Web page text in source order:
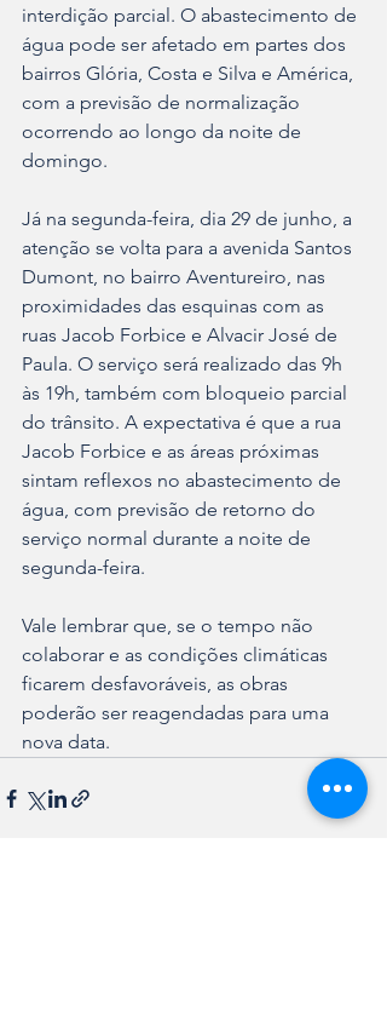
interdição parcial. O abastecimento de
água pode ser afetado em partes dos
bairros Glória, Costa e Silva e América,
com a previsão de normalização
ocorrendo ao longo da noite de
domingo.
Já na segunda-feira, dia 29 de junho, a
atenção se volta para a avenida Santos
Dumont, no bairro Aventureiro, nas
proximidades das esquinas com as
ruas Jacob Forbice e Alvacir José de
Paula. O serviço será realizado das 9h
às 19h, também com bloqueio parcial
do trânsito. A expectativa é que a rua
Jacob Forbice e as áreas próximas
sintam reflexos no abastecimento de
água, com previsão de retorno do
serviço normal durante a noite de
segunda-feira.
Vale lembrar que, se o tempo não
colaborar e as condições climáticas
ficarem desfavoráveis, as obras
poderão ser reagendadas para uma
nova data.